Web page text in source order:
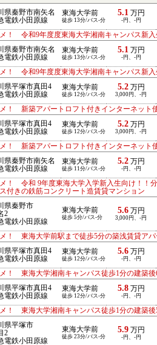
県秦野市南矢名
電鉄小田原線
東海大学前
徒歩 13分/バス-分
5.1 万円
-円、-円
！ 令和9年度度東海大学湘南キャンパス新
県秦野市南矢名
電鉄小田原線
東海大学前
徒歩 13分/バス-分
5.1 万円
-円、-円
！ 令和9年度度東海大学湘南キャンパス新
県平塚市真田4
電鉄小田原線
東海大学前
徒歩 12分/バス-分
5.2万円
3,000円、-円
！ 新築アパートロフト付きインターネット
県平塚市真田4
電鉄小田原線
東海大学前
徒歩 12分/バス-分
5.2万円
3,000円、-円
！ 新築アパートロフト付きインターネット
県秦野市南矢名
電鉄小田原線
東海大学前
徒歩 11分/バス-分
5.2万円
-円、-円
！ 令和 9年度東海大学入学新入生向け！！
付きの鉄筋コンクリート造賃貸マンション
県秦野市
2
電鉄小田原線
東海大学前
徒歩 5分/バス-分
5.6万円
3,000円、-円
！ 東海大学前駅まで徒歩5分の築浅賃貸アパ
県平塚市真田4
電鉄小田原線
東海大学前
徒歩 12分/バス-分
5.6万円
-円、-円
！ 東海大学湘南キャンパス徒歩1分の建築後
県平塚市真田4
電鉄小田原線
東海大学前
徒歩 12分/バス-分
5.8万円
-円、-円
！ 東海大学湘南キャンパス徒歩1分の建築
県平塚市
2
電鉄小田原線
東海大学前
徒歩 23分/バス-分
5.9万円
-円、-円